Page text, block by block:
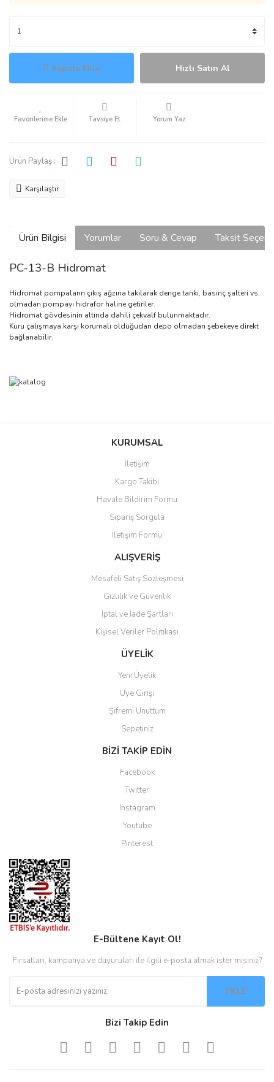
Sepete Ekle Hızlı Satın Al
Tavsiye Et Yorum Yaz
Ürün Paylaş :
Karşılaştır
Ürün Bilgisi Yorumlar Soru & Cevap Taksit
PC-13-B Hidromat
Hidromat pompaların çıkış ağzına takılarak denge tankı, basınç şalteri vs.
olmadan pompayı hidrafor haline getiriler.
Hidromat gövdesinin altında dahili çekvalf bulunmaktadır.
Kuru çalışmaya karşı korumalı olduğudan depo olmadan şebekeye direkt
bağlanabilir.
Bu ürüne ilk yorumu siz yapın!
Ürün hakkında henüz soru sorulmamış.
Ürün resmi kalitesiz, bozuk veya görüntülenemiyor.
Ürün açıklamasında eksik bilgiler bulunuyor.
Ürün bilgilerinde hatalar bulunuyor.
Ürün fiyatı diğer sitelerden daha pahalı.
Bu ürüne benzer farklı alternatifler olmalı.
Gönder
KURUMSAL
İletişim
Kargo Takibi
Havale Bildirim Formu
Sipariş Sorgula
İletişim Formu
ALIŞVERİŞ
Mesafeli Satış Sözleşmesi
Gizlilik ve Güvenlik
İptal ve İade Şartları
Kişisel Veriler Politikası
ÜYELİK
Yeni Üyelik
Üye Girişi
Şifremi Unuttum
Sepetiniz
BİZİ TAKİP EDİN
Facebook
Twitter
Instagram
Youtube
Pinterest
E-Bültene Kayıt Ol!
Fırsatları, kampanya ve duyuruları ile ilgili e-posta almak ister misiniz?
EKLE
Bizi Takip Edin